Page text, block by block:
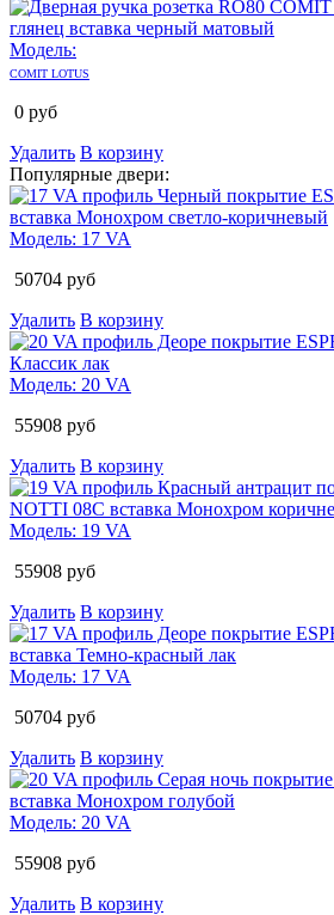
Модель:
COMIT LOTUS
0 руб
Удалить В корзину
Популярные двери:
Модель: 17 VA
50704 руб
Удалить В корзину
Модель: 20 VA
55908 руб
Удалить В корзину
Модель: 19 VA
55908 руб
Удалить В корзину
Модель: 17 VA
50704 руб
Удалить В корзину
Модель: 20 VA
55908 руб
Удалить В корзину